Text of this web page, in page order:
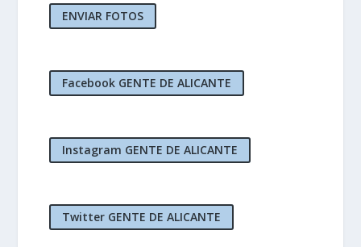
ENVIAR FOTOS
Facebook GENTE DE ALICANTE
Instagram GENTE DE ALICANTE
Twitter GENTE DE ALICANTE